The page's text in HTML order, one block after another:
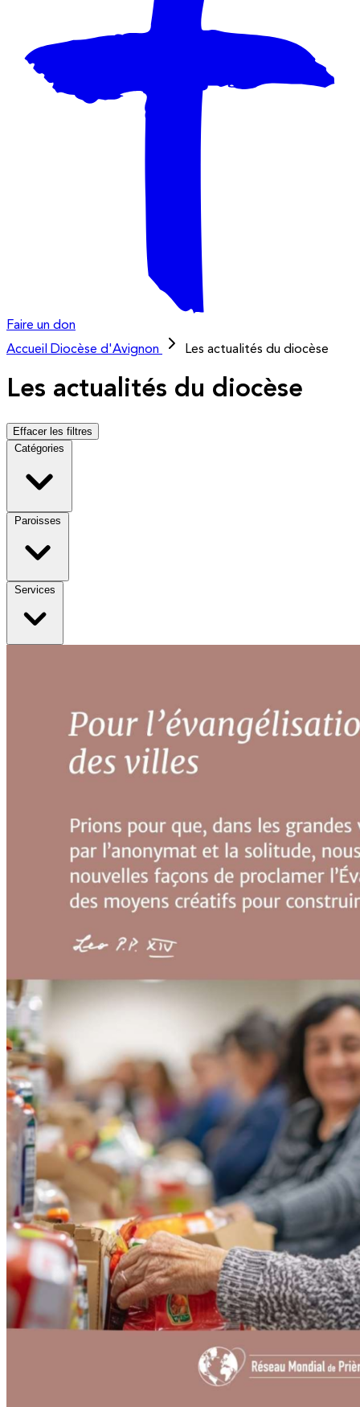
Faire un don
Accueil
Diocèse d'Avignon Les actualités du diocèse
Les actualités du diocèse
Effacer les filtres
Catégories
Paroisses
Services